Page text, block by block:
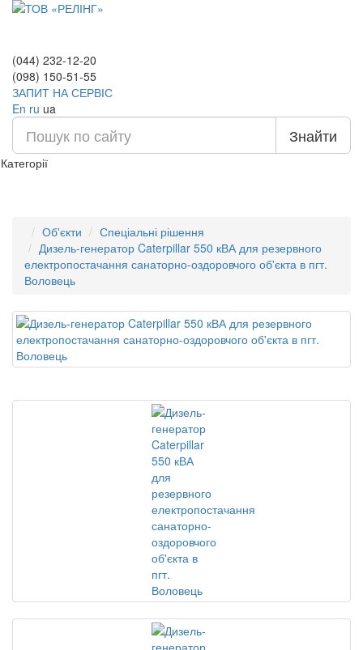
(044) 232-12-20
(098) 150-51-55
ЗАПИТ НА СЕРВІС
En ru ua
Знайти
Категорії
Об'єкти
Спеціальні рішення
Дизель-генератор Caterpillar 550 кВА для резервного
електропостачання санаторно-оздоровчого об'єкта в пгт.
Воловець